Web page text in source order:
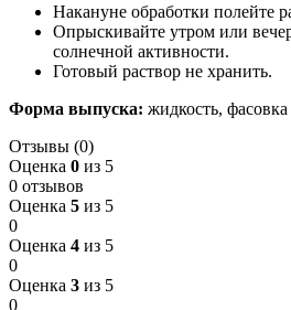
Накануне обработки полейте
Опрыскивайте утром или
солнечной активности.
Готовый раствор не хранить.
Форма выпуска: жидкость,
Отзывы (0)
Оценка 0 из 5
0 отзывов
Оценка 5 из 5
0
Оценка 4 из 5
0
Оценка 3 из 5
0